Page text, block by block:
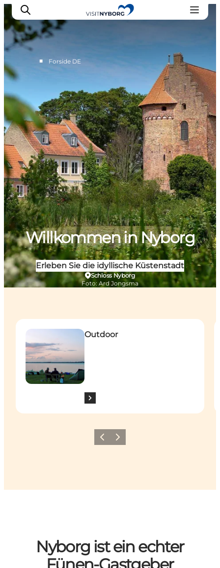
Erlebnisse in Nyborg
Outdoor
Veranstaltungen
Übernachtung
Reiseplanung
Buchen & kaufen
■ Forside DE
Willkommen in Nyborg
Erleben Sie die idyllische Küstenstadt
Schloss Nyborg
Foto: Ard Jongsma
Outdoor i Nyborg
Outdoor
ZurückWeiter
Nyborg ist ein echter